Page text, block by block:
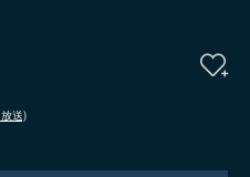
送)